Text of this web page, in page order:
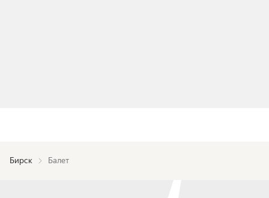
Бирск Балет